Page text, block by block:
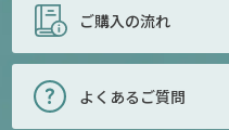
ご購入の流れ
よくあるご質問